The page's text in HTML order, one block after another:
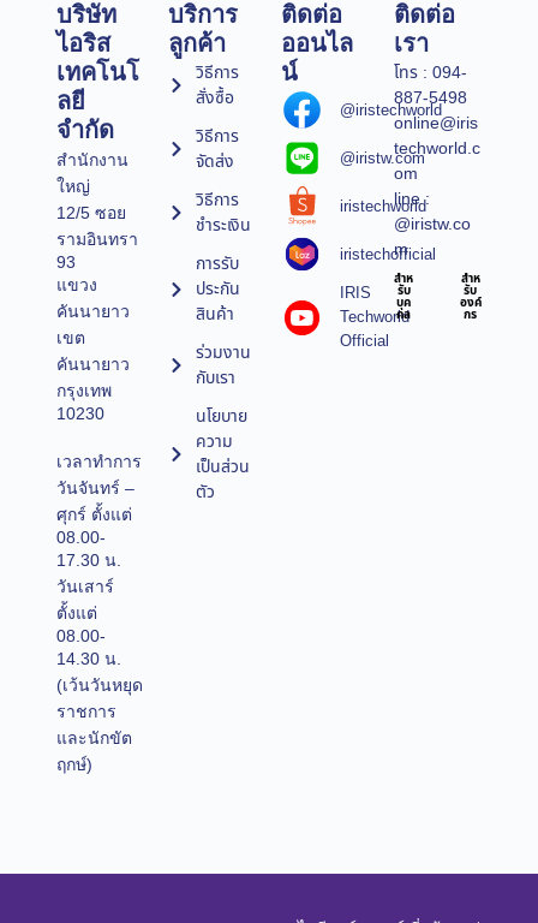
บริษัท
ไอริส
เทคโนโ
ลยี
จำกัด
สำนักงาน
ใหญ่
12/5 ซอย
รามอินทรา
93
แขวง
คันนายาว
เขต
คันนายาว
กรุงเทพ
10230
เวลาทำการ
วันจันทร์ –
ศุกร์ ตั้งแต่
08.00-
17.30 น.
วันเสาร์
ตั้งแต่
08.00-
14.30 น.
(เว้นวันหยุด
ราชการ
และนักขัต
ฤกษ์)
บริการ
ลูกค้า
วิธีการ
สั่งซื้อ
วิธีการ
จัดส่ง
วิธีการ
ชำระเงิน
การรับ
ประกัน
สินค้า
ร่วมงาน
กับเรา
นโยบาย
ความ
เป็นส่วน
ตัว
ติดต่อ
ออนไล
น์
@iristechworld
@iristw.com
iristechworld
iristechofficial
IRIS
Techworld
Official
ติดต่อ
เรา
โทร : 094-
887-5498
online@iris
techworld.c
om
line :
@iristw.co
m
สำห
รับ
บุค
คล
สำห
รับ
องค์
กร